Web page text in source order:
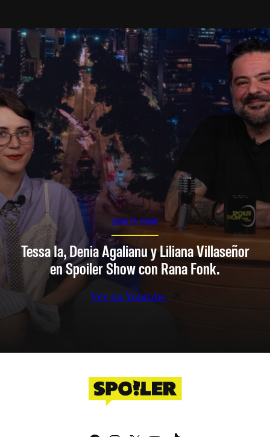
SPOILER SHOW
Tessa Ia, Denia Agalianu y Liliana Villaseñor
en Spoiler Show con Rana Fonk.
Ver en Youtube
Facebook
Instagram
X YouTube